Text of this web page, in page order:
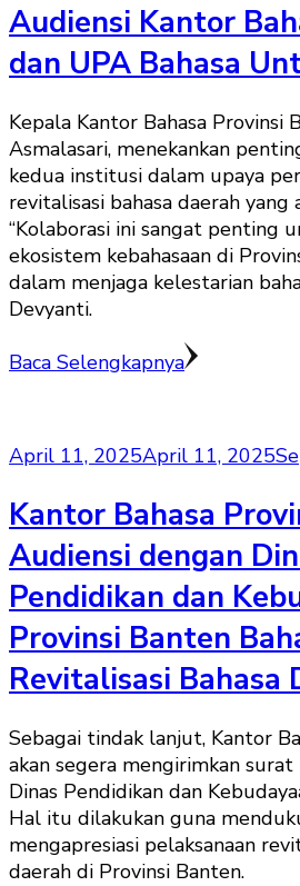
Audiensi Kantor
dan UPA Bahasa
Kepala Kantor Bahasa Provinsi
Asmalasari, menekankan
kedua institusi dalam upaya
revitalisasi bahasa daerah yang
“Kolaborasi ini sangat penting
ekosistem kebahasaan di
dalam menjaga kelestarian
Devyanti.
Baca Selengkapnya
April 11, 2025April 11, 2025
Kantor Bahasa
Audiensi dengan
Pendidikan dan
Provinsi Banten
Revitalisasi Bahasa
Sebagai tindak lanjut, Kantor
akan segera mengirimkan
Dinas Pendidikan dan
Hal itu dilakukan guna
mengapresiasi pelaksanaan
daerah di Provinsi Banten.